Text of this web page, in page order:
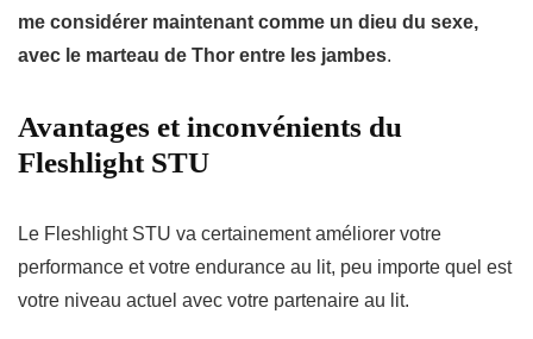
me considérer maintenant comme un dieu du sexe,
avec le marteau de Thor entre les jambes.
Avantages et inconvénients du
Fleshlight STU
Le Fleshlight STU va certainement améliorer votre
performance et votre endurance au lit, peu importe quel est
votre niveau actuel avec votre partenaire au lit.